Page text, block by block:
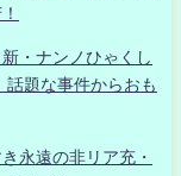
・ナンノひゃくし
題な事件からおも
永遠の非リア充・